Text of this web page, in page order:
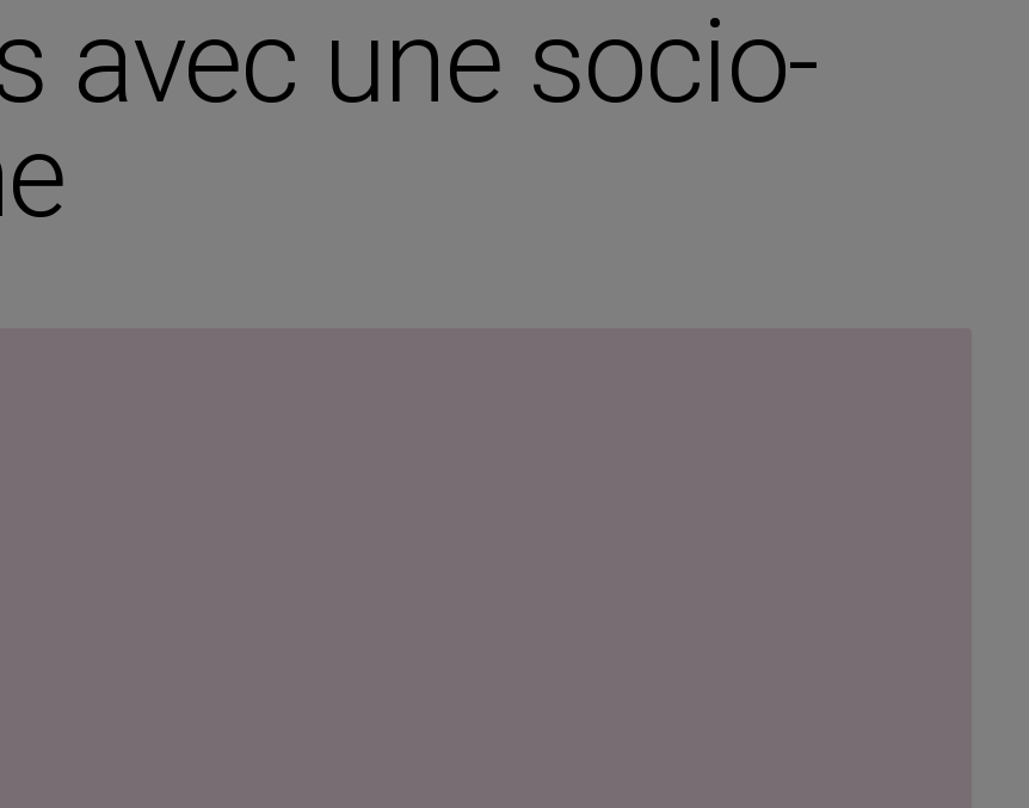
avec une socio-